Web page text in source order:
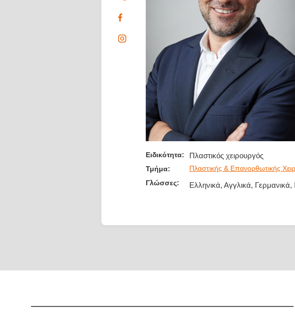
Ειδικότητα:
Τμήμα:
Γλώσσες:
Πλαστικός χειρουργός
Πλαστικής & Επανορθωτικής
Ελληνικά, Αγγλικά, Γερμανικά,